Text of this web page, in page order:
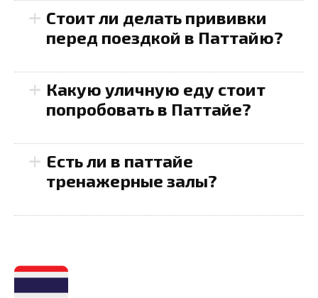
+ Стоит ли делать прививки
перед поездкой в Паттайю?
+ Какую уличную еду стоит
попробовать в Паттайе?
+ Есть ли в паттайе
тренажерные залы?